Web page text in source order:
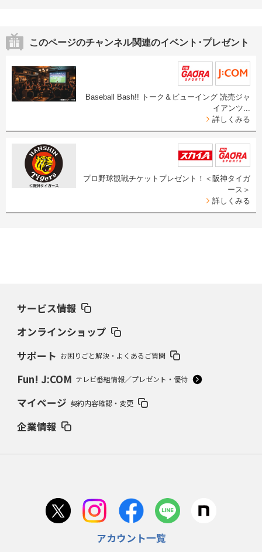
このページのチャンネル関連のイベント･プレゼント
Baseball Bash!! トーク＆ビューイング 読売ジャ
イアンツ...
詳しくみる
プロ野球観戦チケットプレゼント！＜阪神タイガ
ース＞
詳しくみる
サービス情報
オンラインショップ
サポート お困りごと解決・よくあるご質問
Fun! J:COM テレビ番組情報／プレゼント・優待
マイページ 契約内容確認・変更
企業情報
アカウント一覧